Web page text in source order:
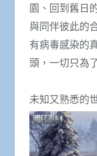
園、回到舊日
與同伴彼此的
有病毒感染的
頭，一切只為
未知又熟悉的